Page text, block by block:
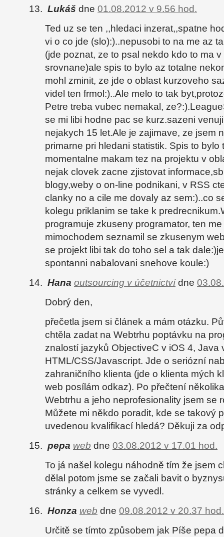
Lukáš dne 01.08.2012 v 9.56 hod.
Ted uz se ten ,,hledaci inzerat,,spatne
vi o co jde (slo):)..nepusobi to na me az
(jde poznat, ze to psal nekdo kdo to ma
srovnane)ale spis to bylo az totalne
mohl zminit, ze jde o oblast kurzoveho
videl ten frmol:)..Ale melo to tak
Petre treba vubec nemakal,
se mi libi hodne pac se kurz.sazeni
nejakych 15 let.Ale je zajimave, ze jsem
primarne pri hledani statistik. Spis to bylo
momentalne makam tez na projektu v
nejak clovek zacne zjistovat
blogy,weby o on-line podnikani, v RSS
clanky no a cile me dovaly az sem:)..co
kolegu priklanim se take k
programuje zkuseny programator, ten
mimochodem seznamil se zkusenym
se projekt libi tak do toho sel a tak
spontanni nabalovani snehove koule:)
Hana outsourcing v účetnictvídne
Dobrý den,
přečetla jsem si článek a mám otázku.
chtěla zadat na Webtrhu poptávku na
znalostí jazyků ObjectiveC v iOS 4, Java
HTML/CSS/Javascript. Jde o seriózní
zahraničního klienta (jde o klienta mých
web posílám odkaz). Po přečtení
Webtrhu a jeho neprofesionality jsem se
Můžete mi někdo poradit, kde se takový
uvedenou kvalifikací hledá? Děkuji za
pepa web dne 03.08.2012 v 17.01 hod.
To já našel kolegu náhodně tím že jsem
dělal potom jsme se začali bavit o
stránky a celkem se vyvedl.
Honza web dne 09.08.2012 v 20.37 hod.
Určitě se tímto způsobem jak Píše pepa